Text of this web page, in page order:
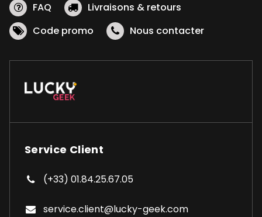
FAQ
Livraisons & retours
Code promo
Nous contacter
Service Client
(+33) 01.84.25.67.05
service.client@lucky-geek.com